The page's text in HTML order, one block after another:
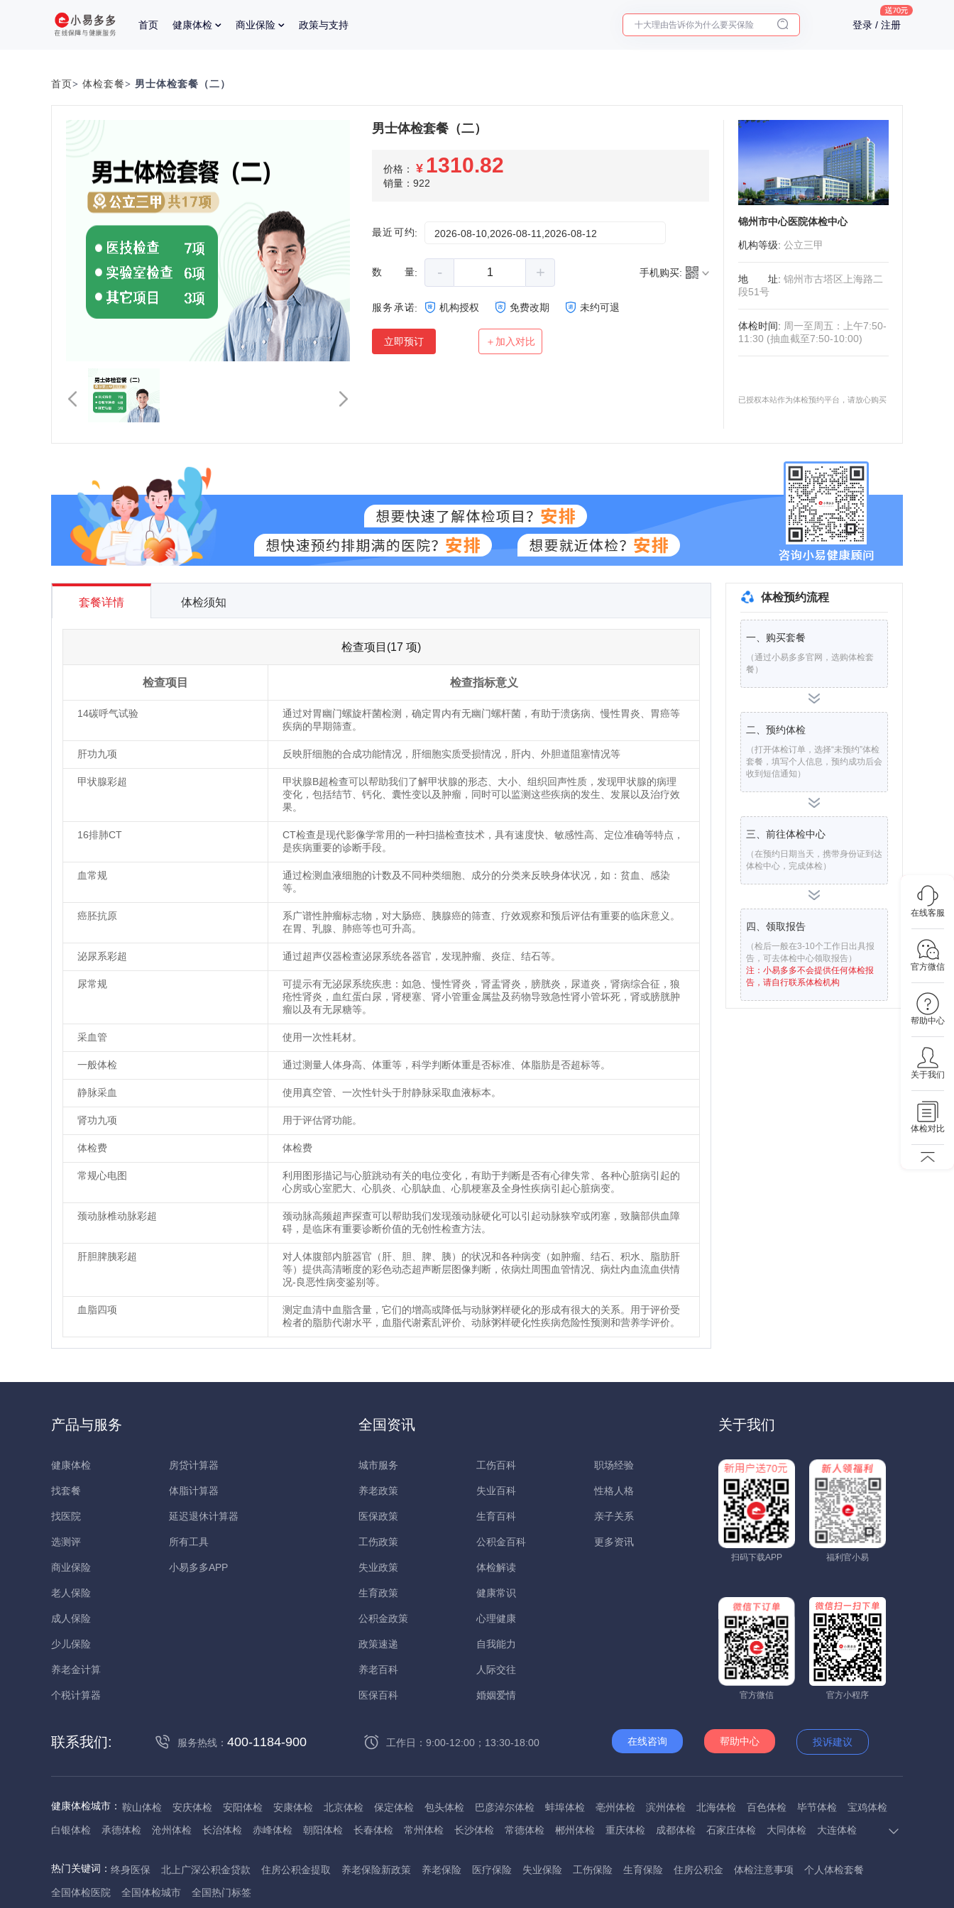
首页 健康体检 商业保险 政策与支持
入职体检在线预约
登录 / 注册
在线客服
官方微信
帮助中心
关于我们
体检对比
首页> 体检套餐> 男士体检套餐（二）
男士体检套餐（二）
价格： ¥ 1310.82
销量：922
最近可约: 2026-08-10,2026-08-11,2026-08-12
数量: - + 手机购买:
服务承诺: 机构授权 免费改期 未约可退
立即预订 ＋加入对比
锦州市中心医院体检中心
机构等级: 公立三甲
地址: 锦州市古塔区上海路二
段51号
体检时间: 周一至周五：上午7:50-
11:30 (抽血截至7:50-10:00)
已授权本站作为体检预约平台，请放心购买
套餐详情 体检须知
检查项目(17 项)
检查项目 检查指标意义
14碳呼气试验
通过对胃幽门螺旋杆菌检测，确定胃内有无幽门螺杆菌，有助于溃疡病、慢性胃炎、胃癌等
疾病的早期筛查。
肝功九项 反映肝细胞的合成功能情况，肝细胞实质受损情况，肝内、外胆道阻塞情况等
甲状腺彩超
甲状腺B超检查可以帮助我们了解甲状腺的形态、大小、组织回声性质，发现甲状腺的病理
变化，包括结节、钙化、囊性变以及肿瘤，同时可以监测这些疾病的发生、发展以及治疗效
果。
16排肺CT
CT检查是现代影像学常用的一种扫描检查技术，具有速度快、敏感性高、定位准确等特点，
是疾病重要的诊断手段。
血常规
通过检测血液细胞的计数及不同种类细胞、成分的分类来反映身体状况，如：贫血、感染
等。
癌胚抗原
系广谱性肿瘤标志物，对大肠癌、胰腺癌的筛查、疗效观察和预后评估有重要的临床意义。
在胃、乳腺、肺癌等也可升高。
泌尿系彩超 通过超声仪器检查泌尿系统各器官，发现肿瘤、炎症、结石等。
尿常规
可提示有无泌尿系统疾患：如急、慢性肾炎，肾盂肾炎，膀胱炎，尿道炎，肾病综合征，狼
疮性肾炎，血红蛋白尿，肾梗塞、肾小管重金属盐及药物导致急性肾小管坏死，肾或膀胱肿
瘤以及有无尿糖等。
采血管 使用一次性耗材。
一般体检 通过测量人体身高、体重等，科学判断体重是否标准、体脂肪是否超标等。
静脉采血 使用真空管、一次性针头于肘静脉采取血液标本。
肾功九项 用于评估肾功能。
体检费 体检费
常规心电图
利用图形描记与心脏跳动有关的电位变化，有助于判断是否有心律失常、各种心脏病引起的
心房或心室肥大、心肌炎、心肌缺血、心肌梗塞及全身性疾病引起心脏病变。
颈动脉椎动脉彩超
颈动脉高频超声探查可以帮助我们发现颈动脉硬化可以引起动脉狭窄或闭塞，致脑部供血障
碍，是临床有重要诊断价值的无创性检查方法。
肝胆脾胰彩超
对人体腹部内脏器官（肝、胆、脾、胰）的状况和各种病变（如肿瘤、结石、积水、脂肪肝
等）提供高清晰度的彩色动态超声断层图像判断，依病灶周围血管情况、病灶内血流血供情
况-良恶性病变鉴别等。
血脂四项
测定血清中血脂含量，它们的增高或降低与动脉粥样硬化的形成有很大的关系。用于评价受
检者的脂肪代谢水平，血脂代谢紊乱评价、动脉粥样硬化性疾病危险性预测和营养学评价。
体检预约流程
一、购买套餐
（通过小易多多官网，选购体检套
餐）
二、预约体检
（打开体检订单，选择“未预约”体检
套餐，填写个人信息，预约成功后会
收到短信通知）
三、前往体检中心
（在预约日期当天，携带身份证到达
体检中心，完成体检）
四、领取报告
（检后一般在3-10个工作日出具报
告，可去体检中心领取报告）
注：小易多多不会提供任何体检报
告，请自行联系体检机构
产品与服务
健康体检
找套餐
找医院
选测评
商业保险
老人保险
成人保险
少儿保险
养老金计算
个税计算器
房贷计算器
体脂计算器
延迟退休计算器
所有工具
小易多多APP
全国资讯
城市服务
养老政策
医保政策
工伤政策
失业政策
生育政策
公积金政策
政策速递
养老百科
医保百科
工伤百科
失业百科
生育百科
公积金百科
体检解读
健康常识
心理健康
自我能力
人际交往
婚姻爱情
职场经验
性格人格
亲子关系
更多资讯
关于我们
扫码下载APP 福利官小易
官方微信 官方小程序
联系我们: 服务热线： 400-1184-900 工作日：9:00-12:00；13:30-18:00 在线咨询 帮助中心 投诉建议
健康体检城市： 鞍山体检 安庆体检 安阳体检 安康体检 北京体检 保定体检 包头体检 巴彦淖尔体检 蚌埠体检 亳州体检 滨州体检 北海体检 百色体检 毕节体检
宝鸡体检
白银体检
承德体检 沧州体检 长治体检 赤峰体检 朝阳体检 长春体检 常州体检 长沙体检 常德体检 郴州体检 重庆体检 成都体检 石家庄体检 大同体检
大连体检
抚州体检
佛山体检 防城港体检 赣州体检 广州体检 桂林体检 贵港体检 广元体检 贵阳体检 红河体检 邯郸体检 衡水体检 呼和浩特体检 呼伦贝尔体检
葫芦岛体检
哈尔滨体检
淮安体检 杭州体检 湖州体检
热门关键词： 终身医保 北上广深公积金贷款 住房公积金提取 养老保险新政策 养老保险 医疗保险 失业保险 工伤保险 生育保险 住房公积金 体检注意事项
个人体检套餐
全国体检医院
全国体检城市 全国热门标签